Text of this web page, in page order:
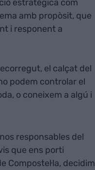
estratègica com
amb propòsit, que
i responent a
el calçat del
podem controlar el
o coneixem a algú i
responsables del
que ens porti
Compostel·la, decidim